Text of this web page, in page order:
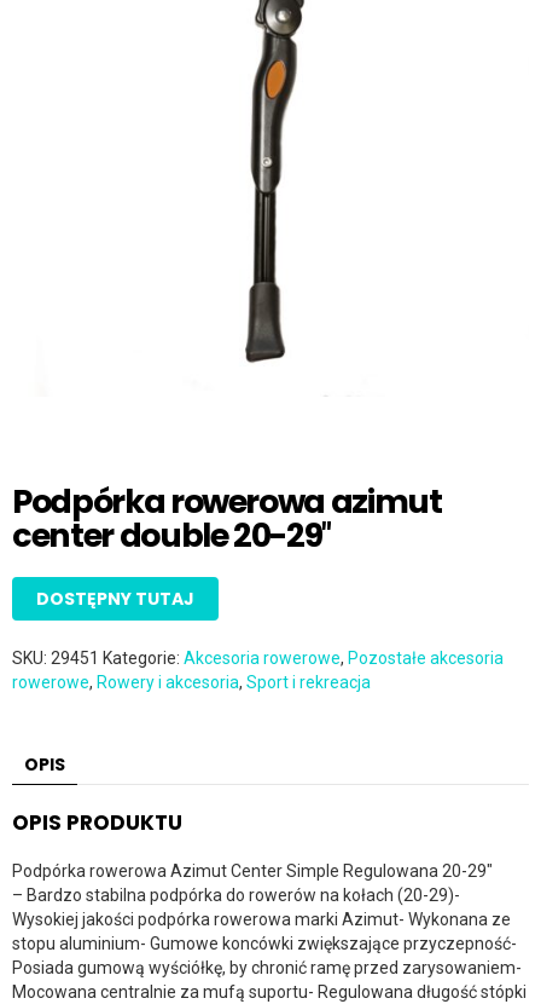
Podpórka rowerowa azimut
center double 20-29″
DOSTĘPNY TUTAJ
SKU: 29451 Kategorie: Akcesoria rowerowe, Pozostałe akcesoria
rowerowe, Rowery i akcesoria, Sport i rekreacja
OPIS
OPIS PRODUKTU
Podpórka rowerowa Azimut Center Simple Regulowana 20-29″
– Bardzo stabilna podpórka do rowerów na kołach (20-29)-
Wysokiej jakości podpórka rowerowa marki Azimut- Wykonana ze
stopu aluminium- Gumowe koncówki zwiększające przyczepność-
Posiada gumową wyściółkę, by chronić ramę przed zarysowaniem-
Mocowana centralnie za mufą suportu- Regulowana długość stópki